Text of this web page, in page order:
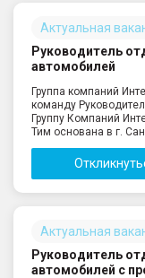
Актуальная
Руководитель
автомобилей
Группа компаний
команду
Группу Компаний
Тим основана в г.
Актуальная
Руководитель
автомобилей с